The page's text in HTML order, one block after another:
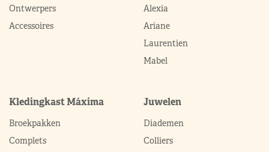
Ontwerpers
Accessoires
Alexia
Ariane
Laurentien
Mabel
Kledingkast Máxima
Broekpakken
Complets
Juwelen
Diademen
Colliers